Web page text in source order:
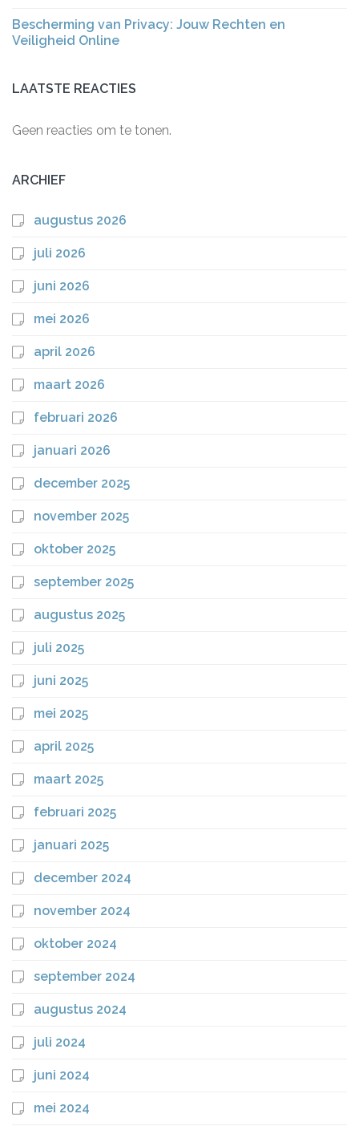
Bescherming van Privacy: Jouw Rechten en
Veiligheid Online
LAATSTE REACTIES
Geen reacties om te tonen.
ARCHIEF
augustus 2026
juli 2026
juni 2026
mei 2026
april 2026
maart 2026
februari 2026
januari 2026
december 2025
november 2025
oktober 2025
september 2025
augustus 2025
juli 2025
juni 2025
mei 2025
april 2025
maart 2025
februari 2025
januari 2025
december 2024
november 2024
oktober 2024
september 2024
augustus 2024
juli 2024
juni 2024
mei 2024